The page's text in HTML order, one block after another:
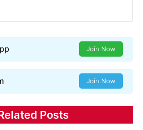
Join Now
Join Now
Posts